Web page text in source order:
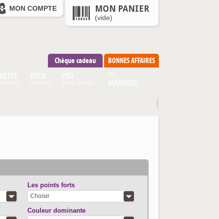
MON COMPTE MON PANIER
(vide)
BONNES AFFAIRES
Chèque cadeau
Les points forts
Choisir
Couleur dominante